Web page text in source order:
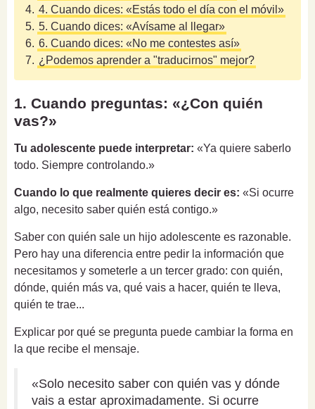
4. 4. Cuando dices: «Estás todo el día con el móvil»
5. 5. Cuando dices: «Avísame al llegar»
6. 6. Cuando dices: «No me contestes así»
7. ¿Podemos aprender a "traducirnos" mejor?
1. Cuando preguntas: «¿Con quién
vas?»
Tu adolescente puede interpretar: «Ya quiere saberlo
todo. Siempre controlando.»
Cuando lo que realmente quieres decir es: «Si ocurre
algo, necesito saber quién está contigo.»
Saber con quién sale un hijo adolescente es razonable.
Pero hay una diferencia entre pedir la información que
necesitamos y someterle a un tercer grado: con quién,
dónde, quién más va, qué vais a hacer, quién te lleva,
quién te trae...
Explicar por qué se pregunta puede cambiar la forma en
la que recibe el mensaje.
«Solo necesito saber con quién vas y dónde
vais a estar aproximadamente. Si ocurre